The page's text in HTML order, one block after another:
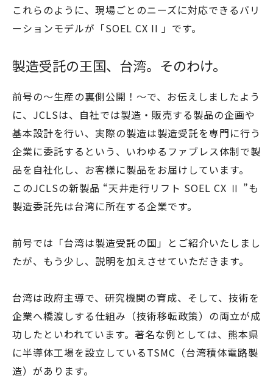
これらのように、現場ごとのニーズに対応できるバリ
ーションモデルが「SOEL CX II 」です。
製造受託の王国、台湾。そのわけ。
前号の～生産の裏側公開！～で、お伝えしましたよう
に、JCLSは、自社では製造・販売する製品の企画や
基本設計を行い、実際の製造は製造受託を専門に行う
企業に委託するという、いわゆるファブレス体制で製
品を自社化し、お客様に製品をお届けしています。
このJCLSの新製品 “天井走行リフト SOEL CX Ⅱ ”も
製造委託先は台湾に所在する企業です。
前号では「台湾は製造受託の国」とご紹介いたしまし
たが、もう少し、説明を加えさせていただきます。
台湾は政府主導で、研究機関の育成、そして、技術を
企業へ橋渡しする仕組み（技術移転政策）の両立が成
功したといわれています。著名な例としては、熊本県
に半導体工場を設立しているTSMC（台湾積体電路製
造）があります。